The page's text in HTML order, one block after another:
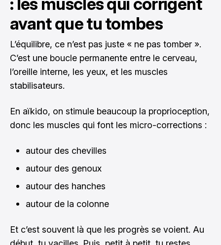
avant que tu tombes
L’équilibre, ce n’est pas juste « ne pas tomber ».
C’est une boucle permanente entre le cerveau,
l’oreille interne, les yeux, et les muscles
stabilisateurs.
En aïkido, on stimule beaucoup la proprioception,
donc les muscles qui font les micro-corrections :
autour des chevilles
autour des genoux
autour des hanches
autour de la colonne
Et c’est souvent là que les progrès se voient. Au